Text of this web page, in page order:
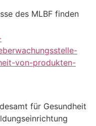
des MLBF finden
von-produkten-
für Gesundheit